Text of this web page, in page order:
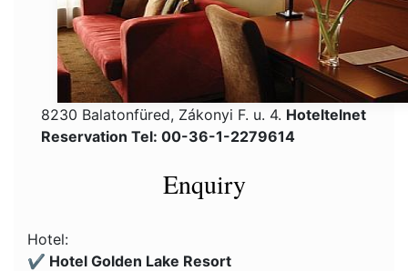
8230 Balatonfüred, Zákonyi F. u. 4. Hoteltelnet
Reservation Tel: 00-36-1-2279614
Enquiry
Hotel:
✔️ Hotel Golden Lake Resort